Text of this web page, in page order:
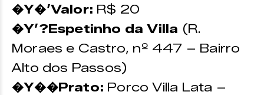
�Y�’Valor: R$ 20
�Y’?Espetinho da Villa (R.
Moraes e Castro, nº 447 – Bairro
Alto dos Passos)
�Y��Prato: Porco Villa Lata –